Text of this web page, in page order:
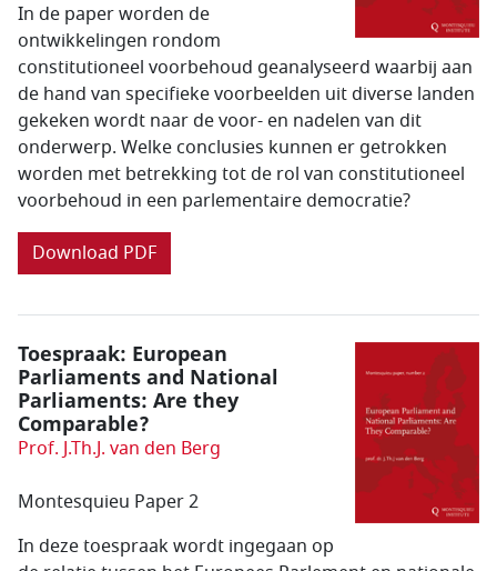
In de paper worden de
ontwikkelingen rondom
constitutioneel voorbehoud geanalyseerd waarbij aan
de hand van specifieke voorbeelden uit diverse landen
gekeken wordt naar de voor- en nadelen van dit
onderwerp. Welke conclusies kunnen er getrokken
worden met betrekking tot de rol van constitutioneel
voorbehoud in een parlementaire democratie?
Download PDF
Toespraak: European
Parliaments and National
Parliaments: Are they
Comparable?
Prof. J.Th.J. van den Berg
Montesquieu Paper 2
In deze toespraak wordt ingegaan op